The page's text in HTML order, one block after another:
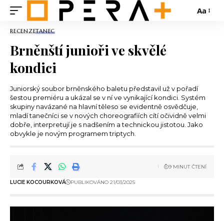
Aa
RECENZETANEC
Brněnští junioři ve skvělé
kondici
Juniorský soubor brněnského baletu představil už v pořadí
šestou premiéru a ukázal se v ní ve vynikající kondici. Systém
skupiny navázané na hlavní těleso se evidentně osvědčuje,
mladí tanečníci se v nových choreografiích cítí očividně velmi
dobře, interpretují je s nadšením a technickou jistotou. Jako
obvykle je novým programem triptych.
LUCIE KOCOURKOVÁ PUBLIKOVÁNO 21/03/2025
9 MINUT ČTENÍ